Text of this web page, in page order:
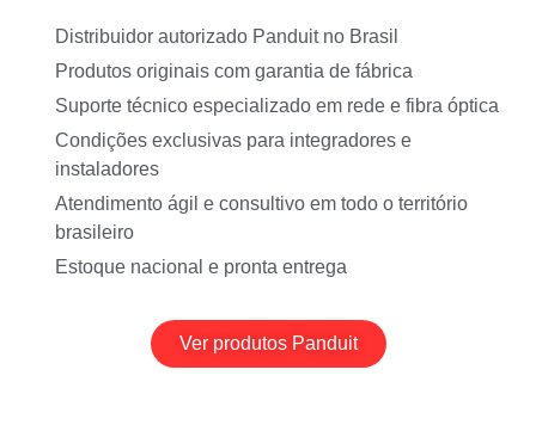
Distribuidor autorizado Panduit no Brasil
Produtos originais com garantia de fábrica
Suporte técnico especializado em rede e fibra óptica
Condições exclusivas para integradores e
instaladores
Atendimento ágil e consultivo em todo o território
brasileiro
Estoque nacional e pronta entrega
Ver produtos Panduit